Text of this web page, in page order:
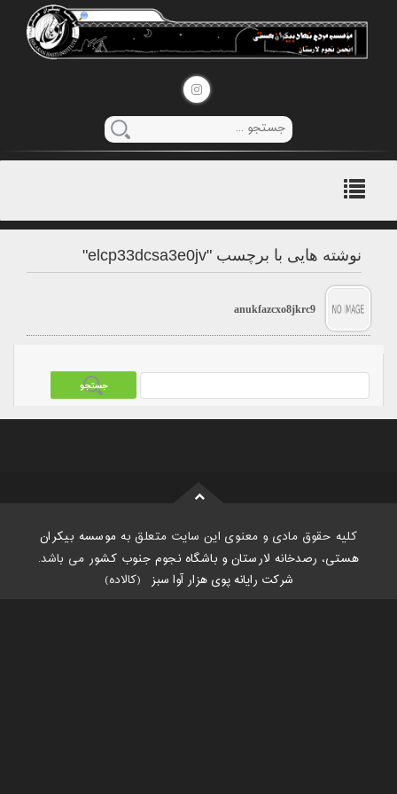
منوی
اصلی
نوشته هایی با برچسب "elcp33dcsa3e0jv"
anukfazcxo8jkrc9
کلیه حقوق مادی و معنوی این سایت متعلق به موسسه بیکران
هستی، رصدخانه لارستان و باشگاه نجوم جنوب کشور می باشد.
شرکت رایانه پوی هزار آوا سبز (کالاده)